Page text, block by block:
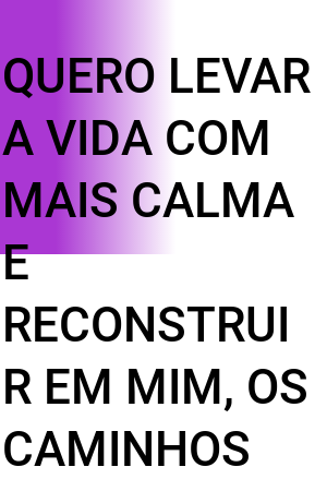
QUERO LEVAR
A VIDA COM
MAIS CALMA
E
RECONSTRUI
R EM MIM, OS
CAMINHOS